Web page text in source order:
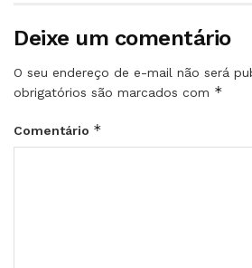
Deixe um comentário
O seu endereço de e-mail não será
obrigatórios são marcados com *
Comentário *